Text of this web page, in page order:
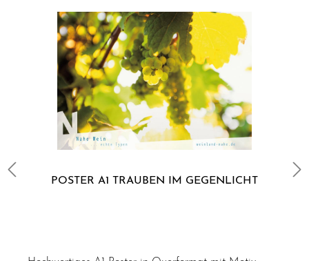
POSTER A1 TRAUBEN IM GEGENLICHT